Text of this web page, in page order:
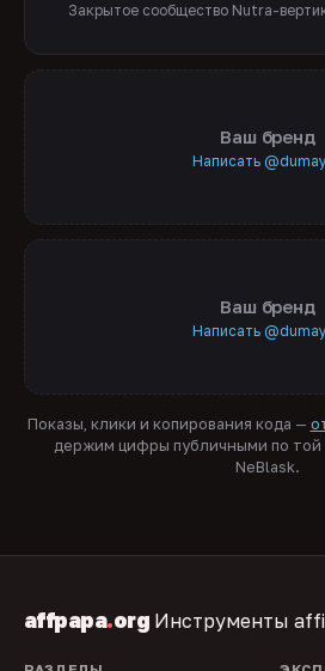
Закрытое сообщество Nutra-
Ваш бренд
Написать
Ваш бренд
Написать
Показы, клики и копирования кода —
держим цифры публичными по той
NeBlask.
affpapa.org Инструменты